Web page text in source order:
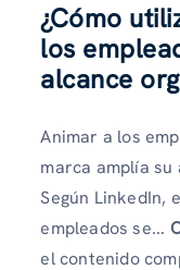
¿Cómo
los
alcance
Animar a los
marca amplía su
Según LinkedIn,
empleados se...
el contenido